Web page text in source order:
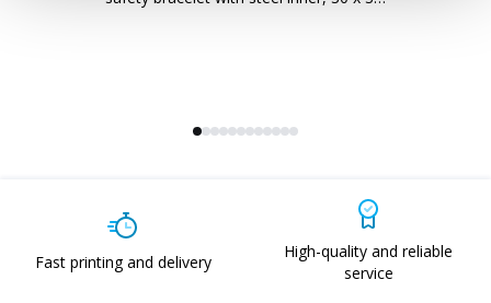
Fast printing and delivery
High-quality and reliable
service